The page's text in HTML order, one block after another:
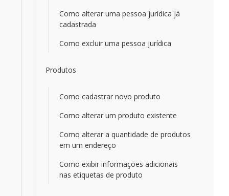
Como alterar uma pessoa jurídica já
cadastrada
Como excluir uma pessoa jurídica
Produtos
Como cadastrar novo produto
Como alterar um produto existente
Como alterar a quantidade de produtos
em um endereço
Como exibir informações adicionais
nas etiquetas de produto